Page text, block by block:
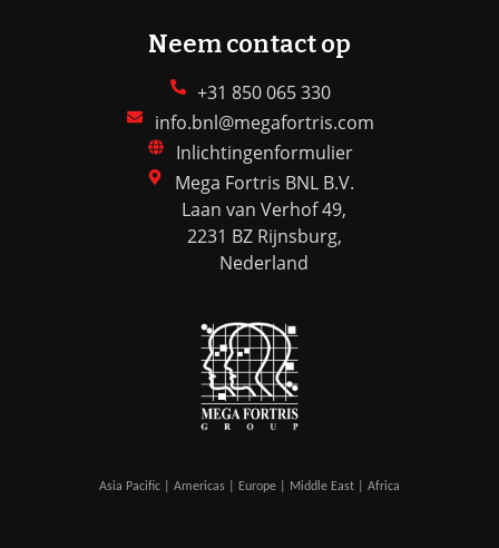
Neem contact op
+31 850 065 330
info.bnl@megafortris.com
Inlichtingenformulier
Mega Fortris BNL B.V.
Laan van Verhof 49,
2231 BZ Rijnsburg,
Nederland
Asia Pacific | Americas | Europe | Middle East | Africa